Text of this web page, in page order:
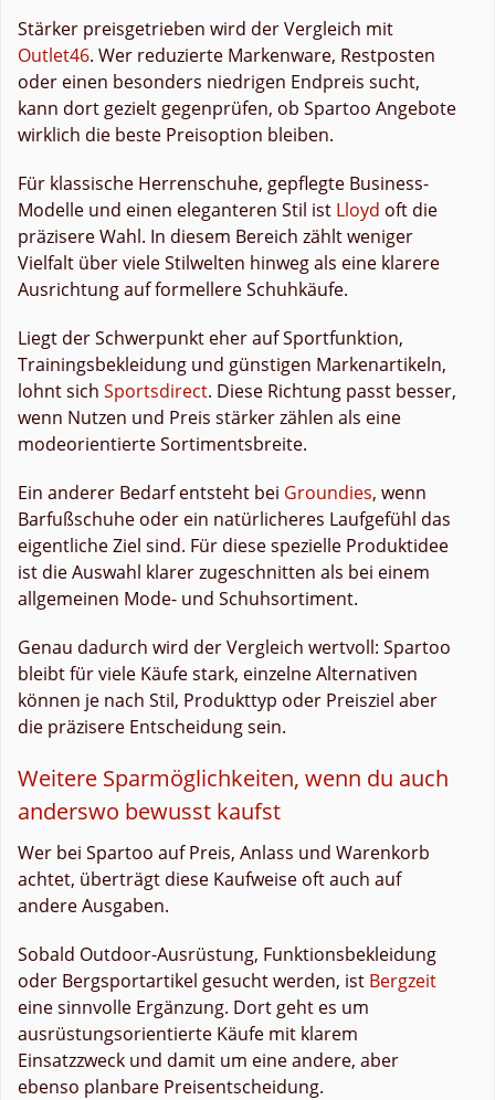
Stärker preisgetrieben wird der Vergleich mit
Outlet46. Wer reduzierte Markenware, Restposten
oder einen besonders niedrigen Endpreis sucht,
kann dort gezielt gegenprüfen, ob Spartoo Angebote
wirklich die beste Preisoption bleiben.
Für klassische Herrenschuhe, gepflegte Business-
Modelle und einen eleganteren Stil ist Lloyd oft die
präzisere Wahl. In diesem Bereich zählt weniger
Vielfalt über viele Stilwelten hinweg als eine klarere
Ausrichtung auf formellere Schuhkäufe.
Liegt der Schwerpunkt eher auf Sportfunktion,
Trainingsbekleidung und günstigen Markenartikeln,
lohnt sich Sportsdirect. Diese Richtung passt besser,
wenn Nutzen und Preis stärker zählen als eine
modeorientierte Sortimentsbreite.
Ein anderer Bedarf entsteht bei Groundies, wenn
Barfußschuhe oder ein natürlicheres Laufgefühl das
eigentliche Ziel sind. Für diese spezielle Produktidee
ist die Auswahl klarer zugeschnitten als bei einem
allgemeinen Mode- und Schuhsortiment.
Genau dadurch wird der Vergleich wertvoll: Spartoo
bleibt für viele Käufe stark, einzelne Alternativen
können je nach Stil, Produkttyp oder Preisziel aber
die präzisere Entscheidung sein.
Weitere Sparmöglichkeiten, wenn du auch
anderswo bewusst kaufst
Wer bei Spartoo auf Preis, Anlass und Warenkorb
achtet, überträgt diese Kaufweise oft auch auf
andere Ausgaben.
Sobald Outdoor-Ausrüstung, Funktionsbekleidung
oder Bergsportartikel gesucht werden, ist Bergzeit
eine sinnvolle Ergänzung. Dort geht es um
ausrüstungsorientierte Käufe mit klarem
Einsatzzweck und damit um eine andere, aber
ebenso planbare Preisentscheidung.